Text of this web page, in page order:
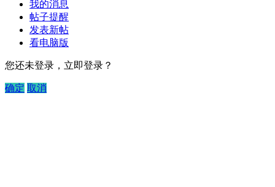
我的消息
帖子提醒
发表新帖
看电脑版
您还未登录，立即登录？
确定 取消